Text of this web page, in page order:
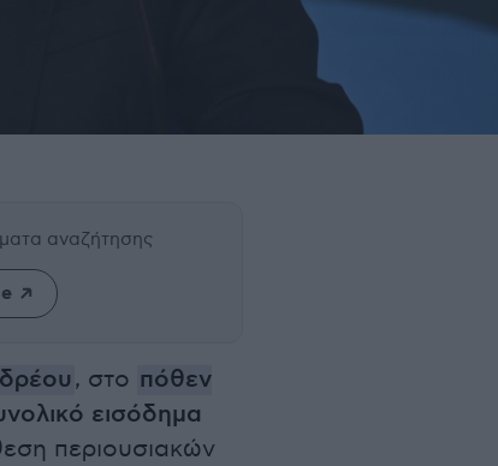
αναζήτησης
, στο πόθεν
εισόδημα
περιουσιακών